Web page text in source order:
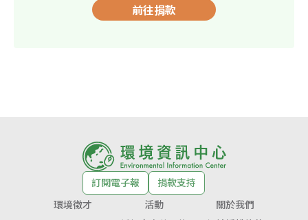
前往捐款
訂閱電子報
捐款支持
環境徵才
活動
關於我們